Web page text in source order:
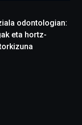
odontologian:
eta hortz-